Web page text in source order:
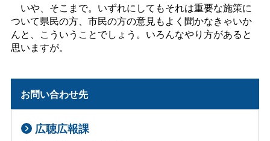
いや、そこまで。いずれにしてもそれは重要な施策に
ついて県民の方、市民の方の意見もよく聞かなきゃいか
んと、こういうことでしょう。いろんなやり方があると
思いますが。
お問い合わせ先
広聴広報課